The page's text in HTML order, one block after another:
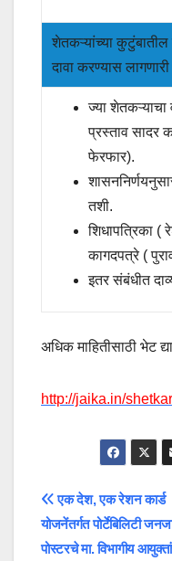
शेतकऱ्यांच्या
दावा करण्यास
ज्या
प्रस्ताव सादर
फेरफार).
तशी.
शिधापत्रिका (
कागदपत्रे (
इतर संबंधीत
अधिक माहितीसाठी भेट द्या
http://jaika.in/
Post
एक देश, एक रेशन कार्ड
योजनेंतर्गत पोर्टेबिलिटी
पोस्टरचे मा. विभागीय